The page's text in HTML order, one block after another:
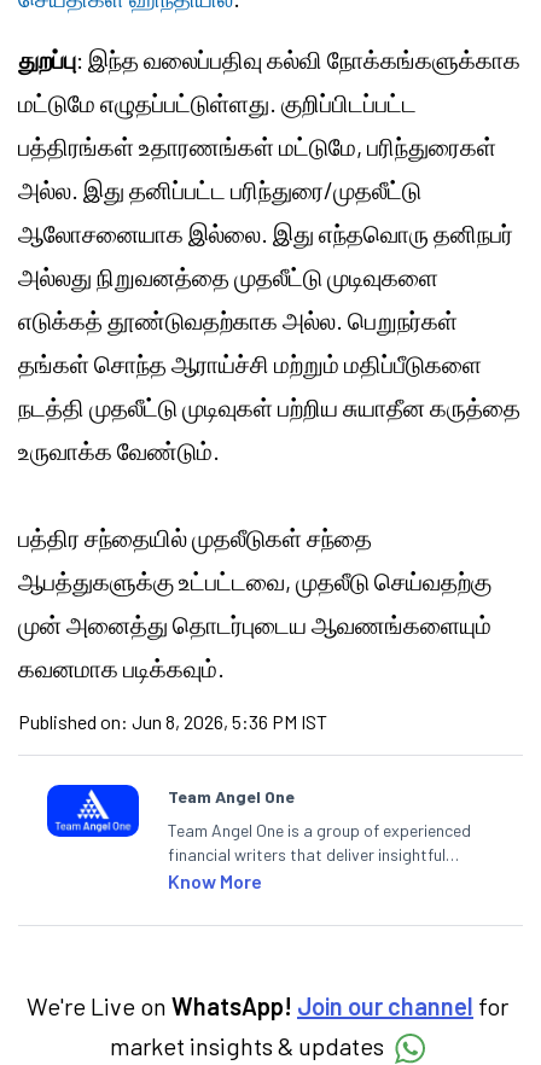
துறப்பு: இந்த வலைப்பதிவு கல்வி நோக்கங்களுக்காக
மட்டுமே எழுதப்பட்டுள்ளது. குறிப்பிடப்பட்ட
பத்திரங்கள் உதாரணங்கள் மட்டுமே, பரிந்துரைகள்
அல்ல. இது தனிப்பட்ட பரிந்துரை/முதலீட்டு
ஆலோசனையாக இல்லை. இது எந்தவொரு தனிநபர்
அல்லது நிறுவனத்தை முதலீட்டு முடிவுகளை
எடுக்கத் தூண்டுவதற்காக அல்ல. பெறுநர்கள்
தங்கள் சொந்த ஆராய்ச்சி மற்றும் மதிப்பீடுகளை
நடத்தி முதலீட்டு முடிவுகள் பற்றிய சுயாதீன கருத்தை
உருவாக்க வேண்டும்.
பத்திர சந்தையில் முதலீடுகள் சந்தை
ஆபத்துகளுக்கு உட்பட்டவை, முதலீடு செய்வதற்கு
முன் அனைத்து தொடர்புடைய ஆவணங்களையும்
கவனமாக படிக்கவும்.
Published on: Jun 8, 2026, 5:36 PM IST
Team Angel One
Team Angel One is a group of experienced
financial writers that deliver insightful
articles on the stock market, IPO, economy,
categories.
Know More
We're Live on WhatsApp! Join our channel for
market insights & updates